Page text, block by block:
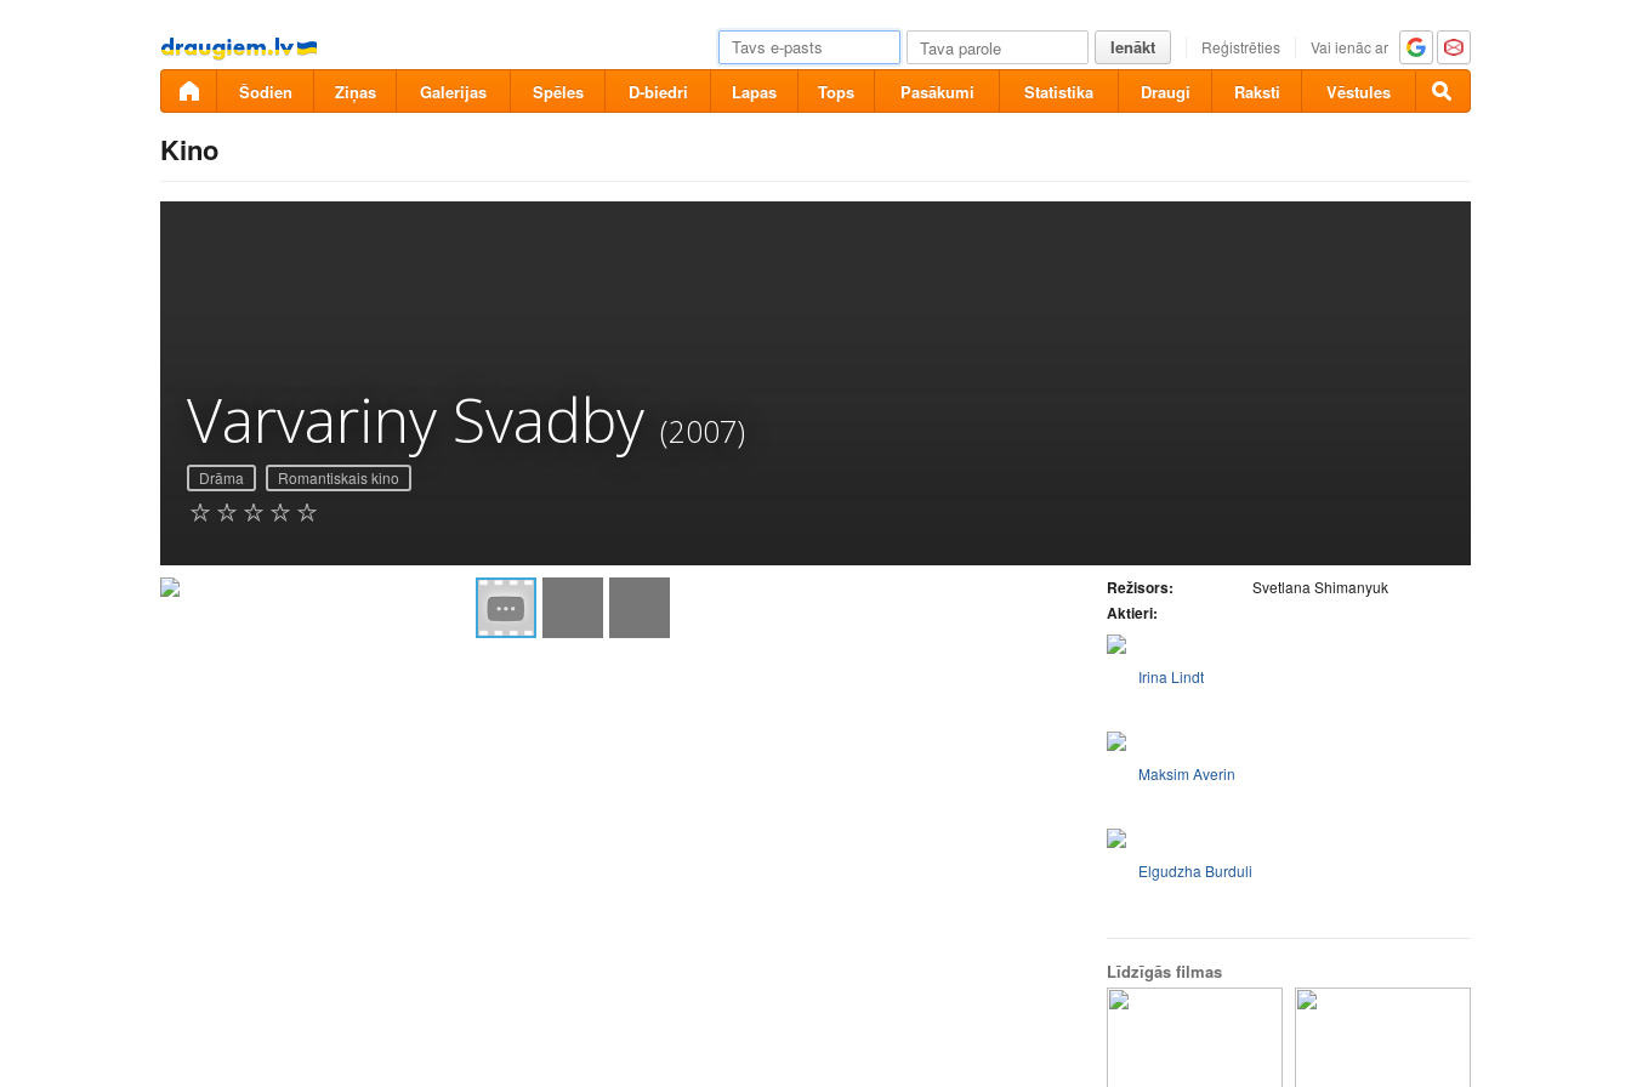
Pāriet
uz
saturu
Ienākt Reģistrēties Vai ienāc ar
Šodien Ziņas Galerijas Spēles D-biedri Lapas Tops Pasākumi Statistika Draugi Raksti Vēstules
Kino
Varvariny Svadby (2007)
Drāma Romantiskais kino
Režisors: Svetlana Shimanyuk
Aktieri:
Irina Lindt
Maksim Averin
Elgudzha Burduli
Līdzīgās filmas